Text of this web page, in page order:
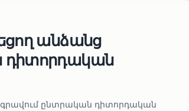
անձանց
դիտորդական
ընտրական դիտորդական